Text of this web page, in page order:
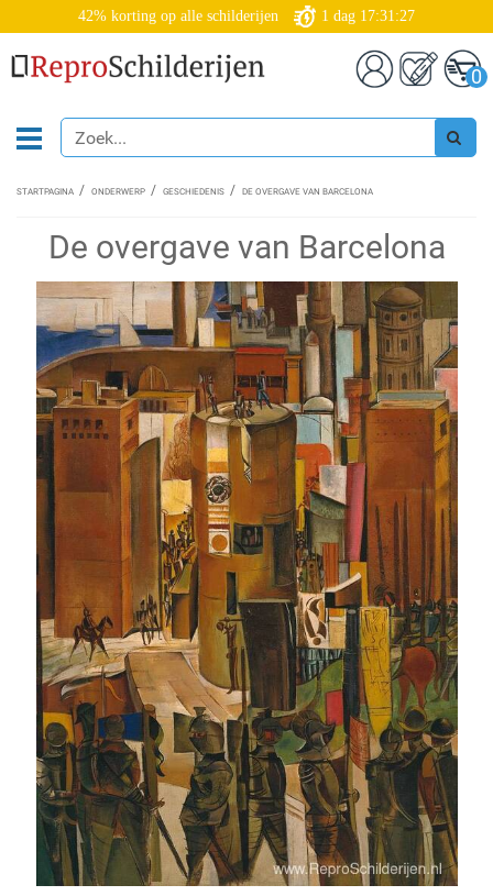
42% korting op alle schilderijen 1 dag 17:31:27
0
STARTPAGINA ONDERWERP GESCHIEDENIS DE OVERGAVE VAN BARCELONA
De overgave van Barcelona